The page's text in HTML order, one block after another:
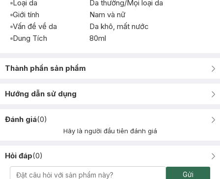
Loại da
Da thường/Mọi loại da
Giới tính
Nam và nữ
Vấn đề về da
Da khô, mất nước
Dung Tích
80ml
Thành phần sản phẩm
Hướng dẫn sử dụng
Đánh giá(0)
Hãy là người đầu tiên đánh giá
Hỏi đáp(0)
Gửi